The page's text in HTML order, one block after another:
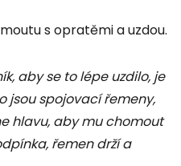
s opratěmi a uzdou.
aby se to lépe uzdilo, je
jsou spojovací řemeny,
hlavu, aby mu chomout
řemen drží a